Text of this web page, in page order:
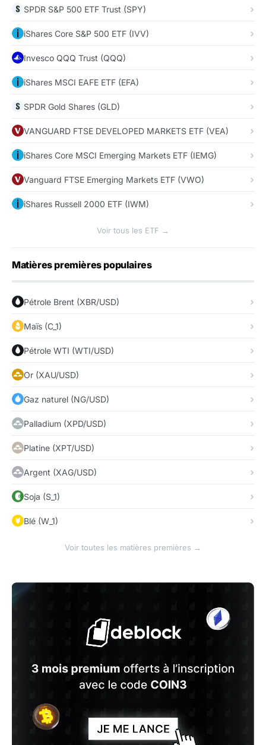
SPDR S&P 500 ETF Trust (SPY)
iShares Core S&P 500 ETF (IVV)
Invesco QQQ Trust (QQQ)
iShares MSCI EAFE ETF (EFA)
SPDR Gold Shares (GLD)
VANGUARD FTSE DEVELOPED MARKETS ETF (VEA)
iShares Core MSCI Emerging Markets ETF (IEMG)
Vanguard FTSE Emerging Markets ETF (VWO)
iShares Russell 2000 ETF (IWM)
Voir tous les ETF →
Matières premières populaires
Pétrole Brent (XBR/USD)
Maïs (C_1)
Pétrole WTI (WTI/USD)
Or (XAU/USD)
Gaz naturel (NG/USD)
Palladium (XPD/USD)
Platine (XPT/USD)
Argent (XAG/USD)
Soja (S_1)
Blé (W_1)
Voir toutes les matières premières →